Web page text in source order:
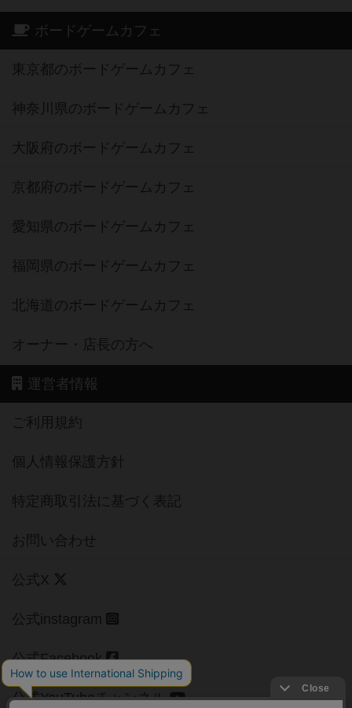
ボードゲームカフェ
東京都のボードゲームカフェ
神奈川県のボードゲームカフェ
大阪府のボードゲームカフェ
京都府のボードゲームカフェ
愛知県のボードゲームカフェ
福岡県のボードゲームカフェ
北海道のボードゲームカフェ
オーナー・店長の方へ
運営者情報
ご利用規約
個人情報保護方針
特定商取引法に基づく表記
お問い合わせ
公式X
公式instagram
公式Facebook
公式YouTubeチャンネル